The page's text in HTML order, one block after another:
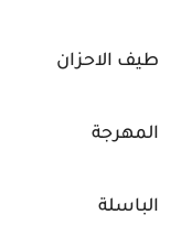
طيف الاحزان
المهرجة
الباسلة